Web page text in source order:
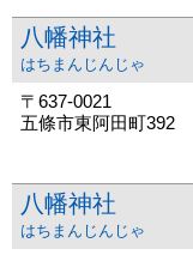
八幡神社
はちまんじんじゃ
〒637-0021
五條市東阿田町392
八幡神社
はちまんじんじゃ